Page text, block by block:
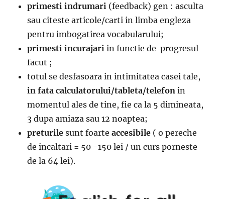
primesti indrumari (feedback) gen : asculta
sau citeste articole/carti in limba engleza
pentru imbogatirea vocabularului;
primesti incurajari in functie de progresul
facut ;
totul se desfasoara in intimitatea casei tale,
in fata calculatorului/tableta/telefonin
momentul ales de tine, fie ca la 5 dimineata,
3 dupa amiaza sau 12 noaptea;
preturile sunt foarteaccesibile ( o pereche
de incaltari = 50 -150 lei / un curs porneste
de la 64 lei).